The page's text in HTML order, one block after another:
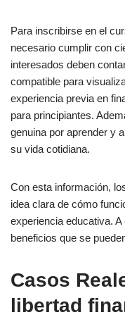
Para inscribirse en el
necesario cumplir con
interesados deben
compatible para
experiencia previa en
para principiantes.
genuina por aprender y
su vida cotidiana.
Con esta información,
idea clara de cómo
experiencia educativa.
beneficios que se
Casos
libertad